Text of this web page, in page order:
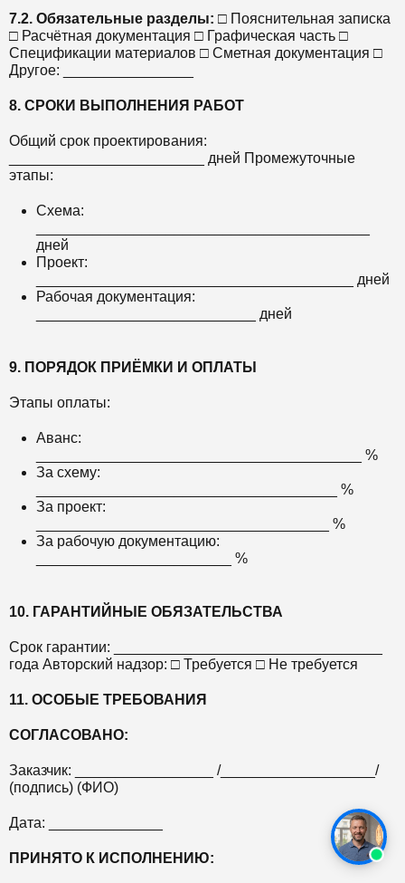
7.2. Обязательные разделы: □ Пояснительная записка
□ Расчётная документация □ Графическая часть □
Спецификации материалов □ Сметная документация □
Другое: ________________
8. СРОКИ ВЫПОЛНЕНИЯ РАБОТ
Общий срок проектирования:
________________________ дней Промежуточные
этапы:
Схема:
дней
Проект:
_______________________________________ дней
Рабочая документация:
___________________________ дней
9. ПОРЯДОК ПРИЁМКИ И ОПЛАТЫ
Этапы оплаты:
Аванс:
________________________________________ %
За схему:
_____________________________________ %
За проект:
____________________________________ %
За рабочую документацию:
________________________ %
10. ГАРАНТИЙНЫЕ ОБЯЗАТЕЛЬСТВА
Срок гарантии: _________________________________
года Авторский надзор: □ Требуется □ Не требуется
11. ОСОБЫЕ ТРЕБОВАНИЯ
СОГЛАСОВАНО:
Заказчик: _________________ /___________________/
(подпись) (ФИО)
Дата: ______________
ПРИНЯТО К ИСПОЛНЕНИЮ: